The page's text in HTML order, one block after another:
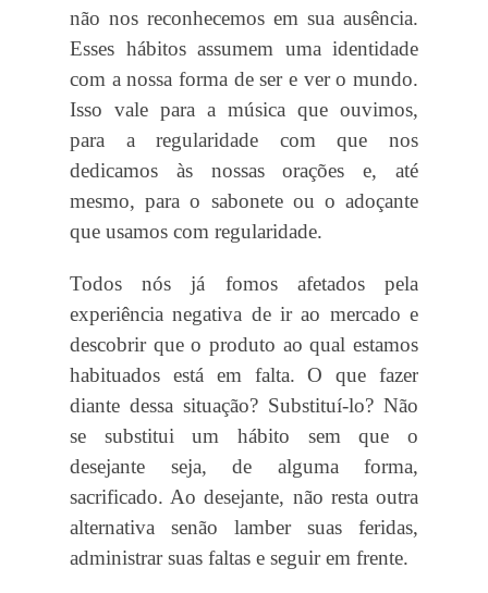
não nos reconhecemos em sua ausência.
Esses hábitos assumem uma identidade
com a nossa forma de ser e ver o mundo.
Isso vale para a música que ouvimos,
para a regularidade com que nos
dedicamos às nossas orações e, até
mesmo, para o sabonete ou o adoçante
que usamos com regularidade.
Todos nós já fomos afetados pela
experiência negativa de ir ao mercado e
descobrir que o produto ao qual estamos
habituados está em falta. O que fazer
diante dessa situação? Substituí-lo? Não
se substitui um hábito sem que o
desejante seja, de alguma forma,
sacrificado. Ao desejante, não resta outra
alternativa senão lamber suas feridas,
administrar suas faltas e seguir em frente.